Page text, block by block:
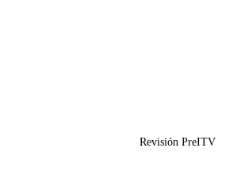
Revisión PreITV